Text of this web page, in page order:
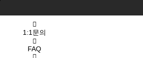
1:1문의
FAQ